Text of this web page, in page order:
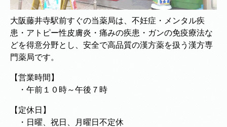
大阪藤井寺駅前すぐの当薬局は、不妊症・メンタル疾
患・アトピー性皮膚炎・痛みの疾患・ガンの免疫療法な
どを得意分野とし、安全で高品質の漢方薬を扱う漢方専
門薬局です。
【営業時間】
・午前１０時～午後７時
【定休日】
・日曜、祝日、月曜日不定休